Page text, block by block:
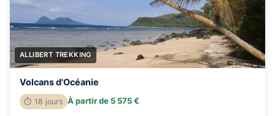
ALLIBERT TREKKING
Volcans d'Océanie
⏱ 18 jours À partir de 5 575 €